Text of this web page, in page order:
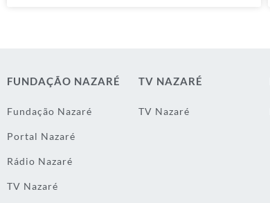
FUNDAÇÃO NAZARÉ
Fundação Nazaré
Portal Nazaré
Rádio Nazaré
TV Nazaré
TV NAZARÉ
TV Nazaré